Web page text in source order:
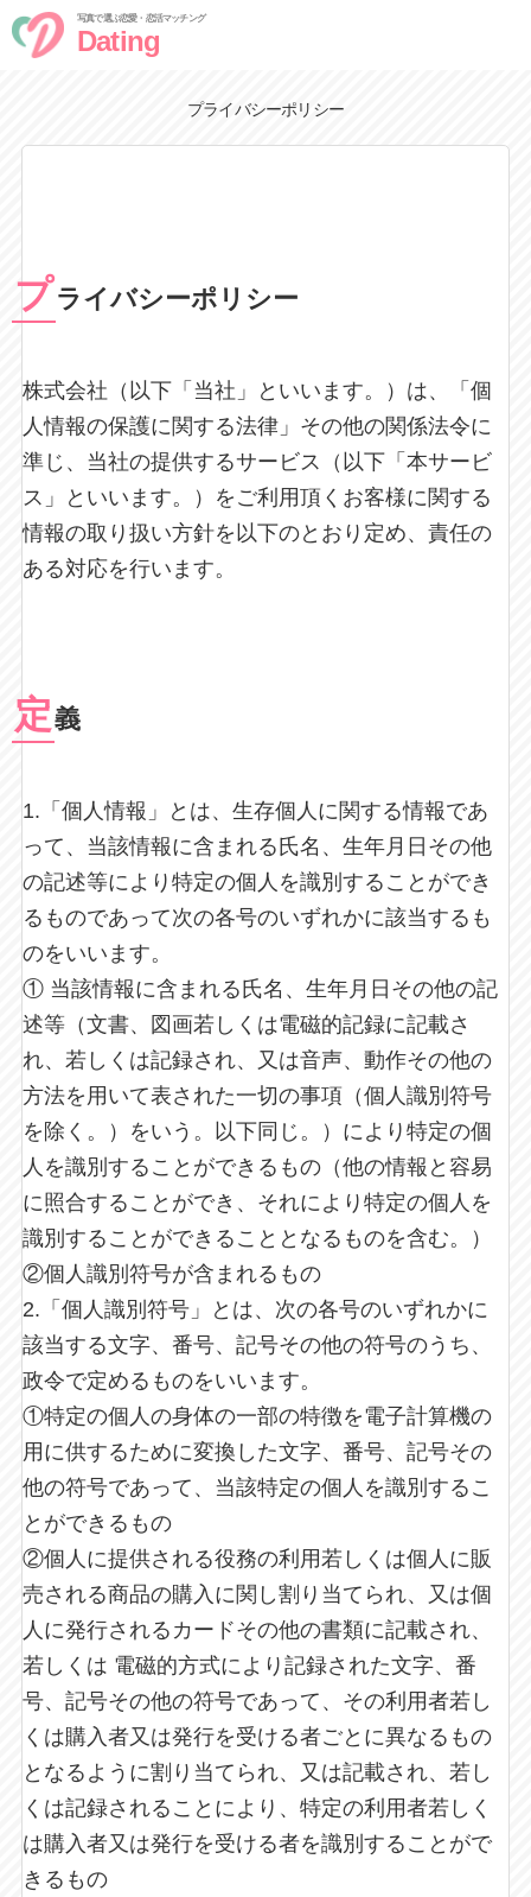
プライバシーポリシー
写真で選ぶ恋愛・恋活マッチング
Dating
プライバシーポリシー
株式会社（以下「当社」といいます。）は、「個
人情報の保護に関する法律」その他の関係法令に
準じ、当社の提供するサービス（以下「本サービ
ス」といいます。）をご利用頂くお客様に関する
情報の取り扱い方針を以下のとおり定め、責任の
ある対応を行います。
定義
1.「個人情報」とは、生存個人に関する情報であ
って、当該情報に含まれる氏名、生年月日その他
の記述等により特定の個人を識別することができ
るものであって次の各号のいずれかに該当するも
のをいいます。
① 当該情報に含まれる氏名、生年月日その他の記
述等（文書、図画若しくは電磁的記録に記載さ
れ、若しくは記録され、又は音声、動作その他の
方法を用いて表された一切の事項（個人識別符号
を除く。）をいう。以下同じ。）により特定の個
人を識別することができるもの（他の情報と容易
に照合することができ、それにより特定の個人を
識別することができることとなるものを含む。）
②個人識別符号が含まれるもの
2.「個人識別符号」とは、次の各号のいずれかに
該当する文字、番号、記号その他の符号のうち、
政令で定めるものをいいます。
①特定の個人の身体の一部の特徴を電子計算機の
用に供するために変換した文字、番号、記号その
他の符号であって、当該特定の個人を識別するこ
とができるもの
②個人に提供される役務の利用若しくは個人に販
売される商品の購入に関し割り当てられ、又は個
人に発行されるカードその他の書類に記載され、
若しくは 電磁的方式により記録された文字、番
号、記号その他の符号であって、その利用者若し
くは購入者又は発行を受ける者ごとに異なるもの
となるように割り当てられ、又は記載され、若し
くは記録されることにより、特定の利用者若しく
は購入者又は発行を受ける者を識別することがで
きるもの